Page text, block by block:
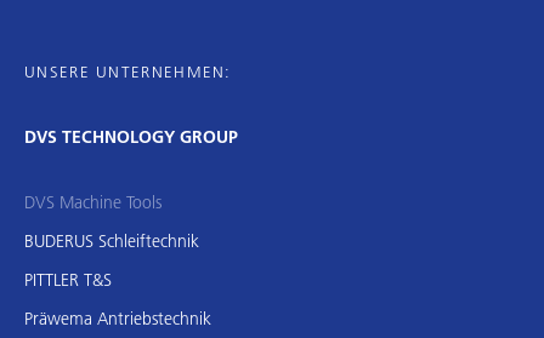
UNSERE UNTERNEHMEN:
DVS TECHNOLOGY GROUP
DVS Machine Tools
BUDERUS Schleiftechnik
PITTLER T&S
Präwema Antriebstechnik